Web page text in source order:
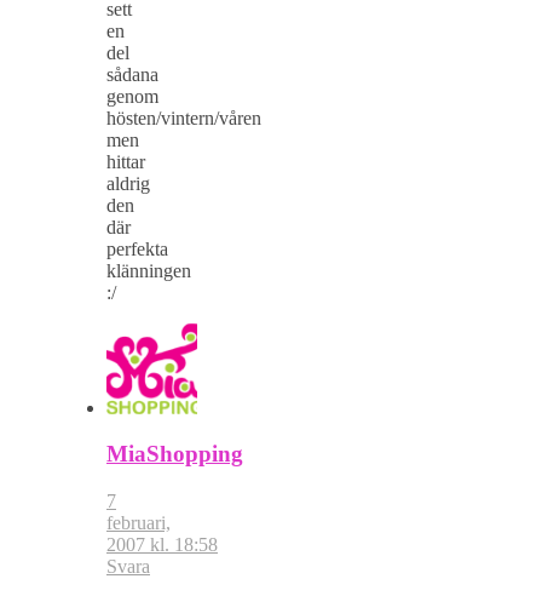
sett
en
del
sådana
genom
hösten/vintern/våren
men
hittar
aldrig
den
där
perfekta
klänningen
:/
MiaShopping
7
februari,
2007 kl. 18:58
Svara